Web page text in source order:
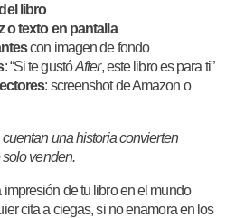
libro
o texto en pantalla
con imagen de fondo
: “Si te gustóAfter, este libro es para ti”
: screenshot de Amazon o
una historia convierten
venden.
de tu libro en el mundo
cita a ciegas, si no enamora en los